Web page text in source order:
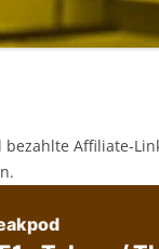
Affiliate-